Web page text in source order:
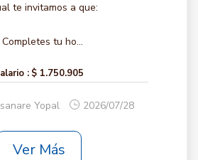
te invitamos a que:
tu ho...
: $ 1.750.905
Yopal 2026/07/28
Ver Más